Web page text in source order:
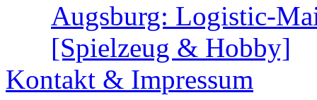
Augsburg: Logistic-
[Spielzeug & Hobby]
Kontakt & Impressum